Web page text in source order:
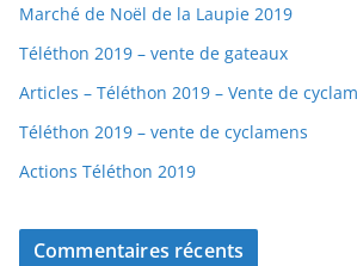
Marché de Noël de la Laupie 2019
Téléthon 2019 – vente de gateaux
Articles – Téléthon 2019 – Vente de
Téléthon 2019 – vente de cyclamens
Actions Téléthon 2019
Commentaires récents